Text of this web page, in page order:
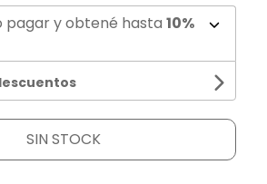
pagar y obtené hasta 10%
SIN STOCK